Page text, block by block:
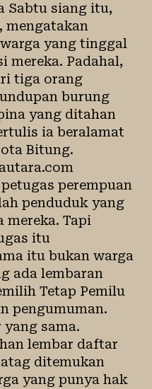
Sabtu siang itu,
mengatakan
yang tinggal
mereka. Padahal,
tiga orang
burung
yang ditahan
ia beralamat
Bitung.
perempuan
penduduk yang
mereka. Tapi
itu
itu bukan warga
ada lembaran
Tetap Pemilu
pengumuman.
sama.
lembar daftar
ditemukan
yang punya hak